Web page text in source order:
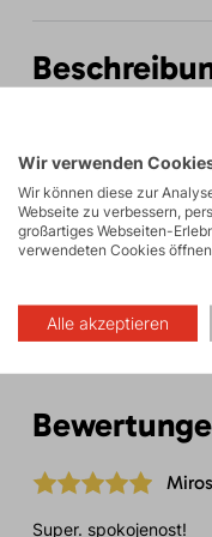
Parameter
Pflege
Super. spokojenost!
Wir verwenden
Wir können diese zur
Webseite zu verbessern,
großartiges Webseiten-
verwendeten Cookies
Alle akzeptieren